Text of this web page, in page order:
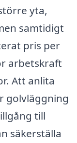
yta,
samtidigt
pris per
arbetskraft
Att anlita
golvläggning
till
säkerställa